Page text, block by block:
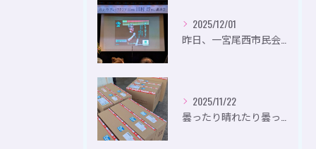
2025/12/01
2025/11/22